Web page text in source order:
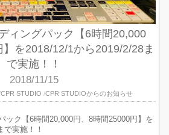
ィングパック【6時間20,000
を2018/12/1から2019/2/28ま
で実施！！
2018/11/15
CPR STUDIO CPR STUDIOからのお知らせ
ック【6時間20,000円、8時間25000円】を
で実施！！